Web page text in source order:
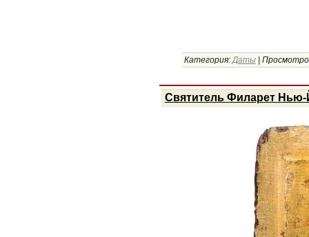
Категория: Даты
Святитель Филарет Нью-